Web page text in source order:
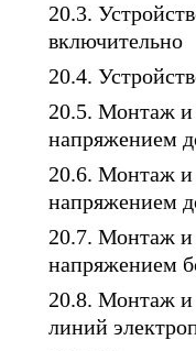
20.3.
включительно
20.4.
20.5. Монтаж и
напряжением
20.6. Монтаж и
напряжением
20.7. Монтаж и
напряжением
20.8. Монтаж и
линий